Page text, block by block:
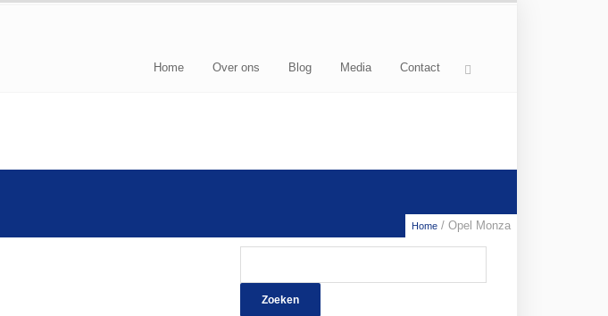
Home Over ons Blog Media Contact
Home / Opel Monza